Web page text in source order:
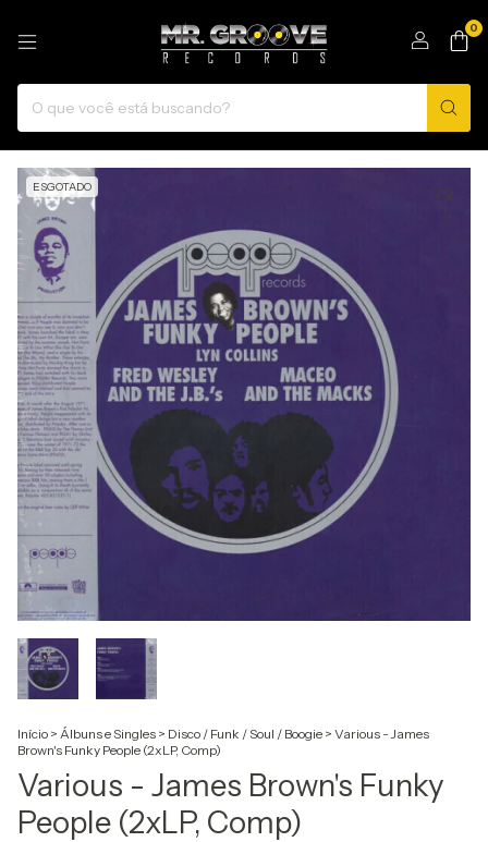
0
ESGOTADO 1 / 2
Início > Álbuns e Singles > Disco / Funk / Soul / Boogie > Various - James
Brown's Funky People (2xLP, Comp)
Various - James Brown's Funky
People (2xLP, Comp)